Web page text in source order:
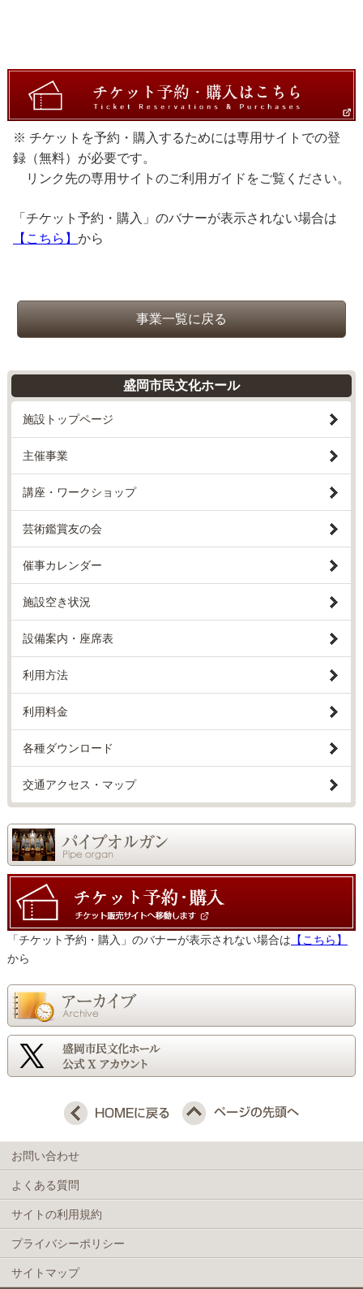
※ チケットを予約・購入するためには専用サイトでの登
録（無料）が必要です。
リンク先の専用サイトのご利用ガイドをご覧ください。
「チケット予約・購入」のバナーが表示されない場合は
【こちら】 から
事業一覧に戻る
盛岡市民文化ホール
施設トップページ
主催事業
講座・ワークショップ
芸術鑑賞友の会
催事カレンダー
施設空き状況
設備案内・座席表
利用方法
利用料金
各種ダウンロード
交通アクセス・マップ
「チケット予約・購入」のバナーが表示されない場合は 【こちら】
から
お問い合わせ
よくある質問
サイトの利用規約
プライバシーポリシー
サイトマップ